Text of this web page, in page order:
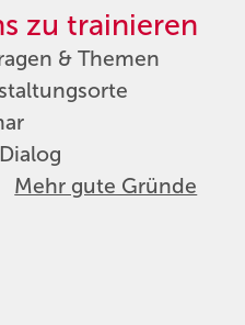
zu trainieren
& Themen
Mehr gute Gründe